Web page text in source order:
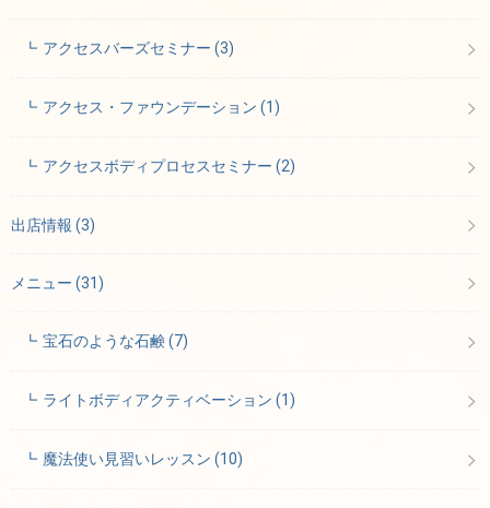
アクセスバーズセミナー(3)
アクセス・ファウンデーション(1)
アクセスボディプロセスセミナー(2)
出店情報 (3)
メニュー (31)
宝石のような石鹸(7)
ライトボディアクティベーション(1)
魔法使い見習いレッスン(10)